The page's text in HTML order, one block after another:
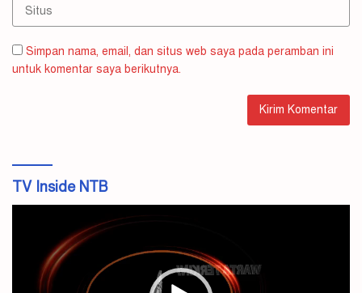
Simpan nama, email, dan situs web saya pada peramban ini
untuk komentar saya berikutnya.
TV Inside NTB